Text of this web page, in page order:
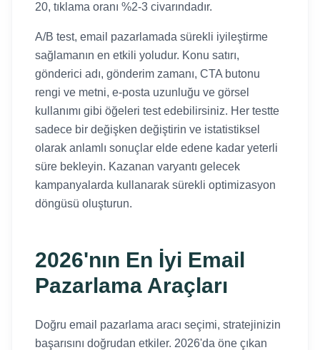
20, tıklama oranı %2-3 civarındadır.
A/B test, email pazarlamada sürekli iyileştirme
sağlamanın en etkili yoludur. Konu satırı,
gönderici adı, gönderim zamanı, CTA butonu
rengi ve metni, e-posta uzunluğu ve görsel
kullanımı gibi öğeleri test edebilirsiniz. Her testte
sadece bir değişken değiştirin ve istatistiksel
olarak anlamlı sonuçlar elde edene kadar yeterli
süre bekleyin. Kazanan varyantı gelecek
kampanyalarda kullanarak sürekli optimizasyon
döngüsü oluşturun.
2026'nın En İyi Email
Pazarlama Araçları
Doğru email pazarlama aracı seçimi, stratejinizin
başarısını doğrudan etkiler. 2026'da öne çıkan